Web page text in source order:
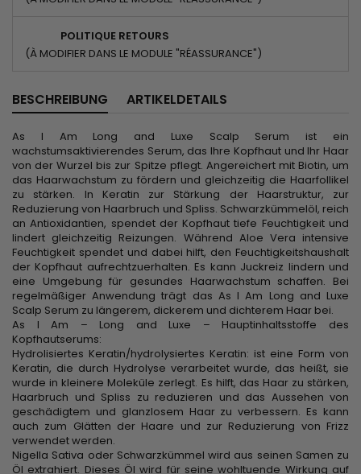
POLITIQUE RETOURS
(À MODIFIER DANS LE MODULE "RÉASSURANCE")
BESCHREIBUNG ARTIKELDETAILS
As I Am Long and Luxe Scalp Serum ist ein
wachstumsaktivierendes Serum, das Ihre Kopfhaut und Ihr Haar
von der Wurzel bis zur Spitze pflegt. Angereichert mit Biotin, um
das Haarwachstum zu fördern und gleichzeitig die Haarfollikel
zu stärken. In Keratin zur Stärkung der Haarstruktur, zur
Reduzierung von Haarbruch und Spliss. Schwarzkümmelöl, reich
an Antioxidantien, spendet der Kopfhaut tiefe Feuchtigkeit und
lindert gleichzeitig Reizungen. Während Aloe Vera intensive
Feuchtigkeit spendet und dabei hilft, den Feuchtigkeitshaushalt
der Kopfhaut aufrechtzuerhalten. Es kann Juckreiz lindern und
eine Umgebung für gesundes Haarwachstum schaffen. Bei
regelmäßiger Anwendung trägt das As I Am Long and Luxe
Scalp Serum zu längerem, dickerem und dichterem Haar bei.
As I Am – Long and Luxe – Hauptinhaltsstoffe des
Kopfhautserums:
Hydrolisiertes Keratin/hydrolysiertes Keratin: ist eine Form von
Keratin, die durch Hydrolyse verarbeitet wurde, das heißt, sie
wurde in kleinere Moleküle zerlegt. Es hilft, das Haar zu stärken,
Haarbruch und Spliss zu reduzieren und das Aussehen von
geschädigtem und glanzlosem Haar zu verbessern. Es kann
auch zum Glätten der Haare und zur Reduzierung von Frizz
verwendet werden.
Nigella Sativa oder Schwarzkümmel wird aus seinen Samen zu
Öl extrahiert. Dieses Öl wird für seine wohltuende Wirkung auf